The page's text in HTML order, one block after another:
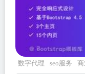
数字代理 seo服务 商